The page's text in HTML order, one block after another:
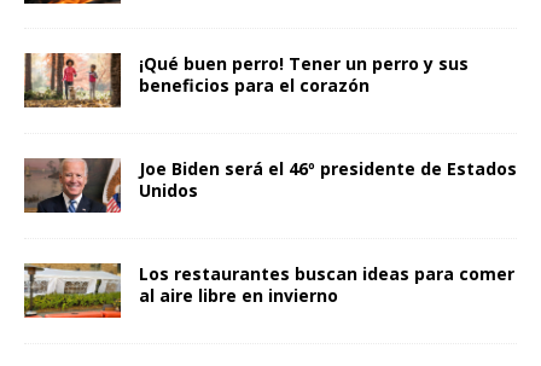
¡Qué buen perro! Tener un perro y sus
beneficios para el corazón
Joe Biden será el 46º presidente de Estados
Unidos
Los restaurantes buscan ideas para comer
al aire libre en invierno